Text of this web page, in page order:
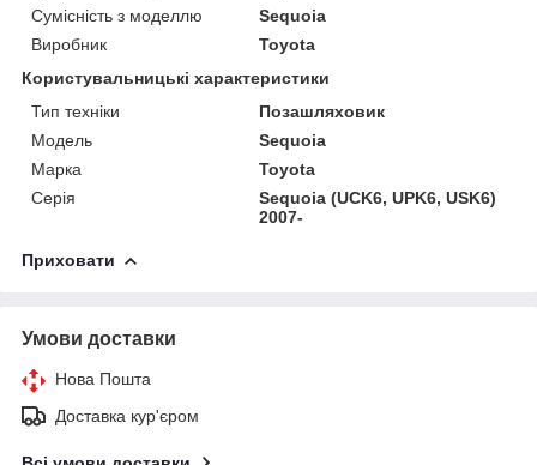
Сумісність з моделлю
Sequoia
Виробник
Toyota
Користувальницькі характеристики
Тип техніки
Позашляховик
Модель
Sequoia
Марка
Toyota
Серія
Sequoia (UCK6, UPK6, USK6)
2007-
Приховати
Умови доставки
Нова Пошта
Доставка кур'єром